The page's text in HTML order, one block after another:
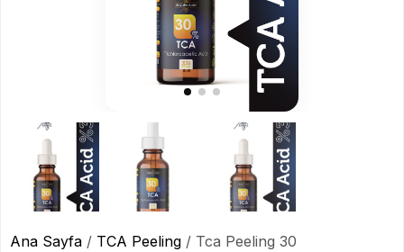
Ana Sayfa / TCA Peeling / Tca Peeling 30